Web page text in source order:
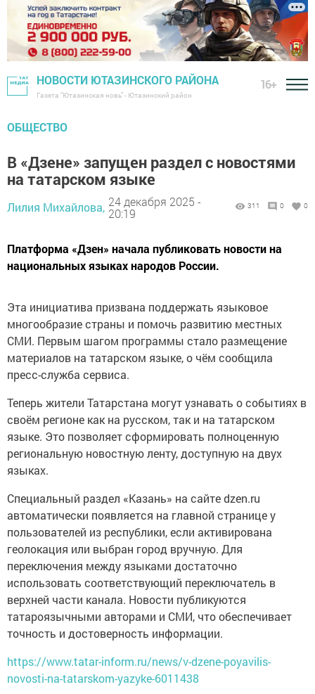
НОВОСТИ ЮТАЗИНСКОГО РАЙОНА
Газета "Ютазинская новь" - Ютазинский район
16+
ОБЩЕСТВО
В «Дзене» запущен раздел с новостями
на татарском языке
Лилия Михайлова, 24 декабря 2025 -
20:19
311 0 0
Платформа «Дзен» начала публиковать новости на
национальных языках народов России.
Эта инициатива призвана поддержать языковое
многообразие страны и помочь развитию местных
СМИ. Первым шагом программы стало размещение
материалов на татарском языке, о чём сообщила
пресс-служба сервиса.
Теперь жители Татарстана могут узнавать о событиях в
своём регионе как на русском, так и на татарском
языке. Это позволяет сформировать полноценную
региональную новостную ленту, доступную на двух
языках.
Специальный раздел «Казань» на сайте dzen.ru
автоматически появляется на главной странице у
пользователей из республики, если активирована
геолокация или выбран город вручную. Для
переключения между языками достаточно
использовать соответствующий переключатель в
верхней части канала. Новости публикуются
татароязычными авторами и СМИ, что обеспечивает
точность и достоверность информации.
https://www.tatar-inform.ru/news/v-dzene-poyavilis-
novosti-na-tatarskom-yazyke-6011438